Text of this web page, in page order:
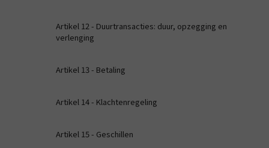
Artikel 12 - Duurtransacties: duur, opzegging en
verlenging
Artikel 13 - Betaling
Artikel 14 - Klachtenregeling
Artikel 15 - Geschillen